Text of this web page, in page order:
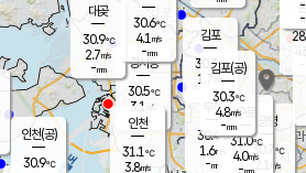
경서동
30.5℃
3.1 m/s
-mm
대곶
30.9℃
2.7m/s
-mm
김포
30.3℃
1.7 m/s
mm
광명
30.7 ℃
2.1 m/s
부천
30.4℃
1.6m/s
-mm
30.6℃
4.1 m/s
-mm
구로
31.0℃
4.0m/s
-mm
-
-
-
인천(공)
30.9℃
김포(공)
30.3℃
4.8m/s
-mm
인천
31.1℃
3.8m/s